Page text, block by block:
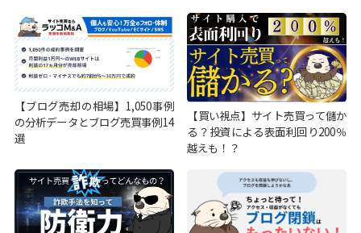
【ブログ売却の相場】1,050事例
の分析データとブログ売買事例14
選
【買い視点】サイト売買って儲か
る？投資による表面利回り200％
越えも！？